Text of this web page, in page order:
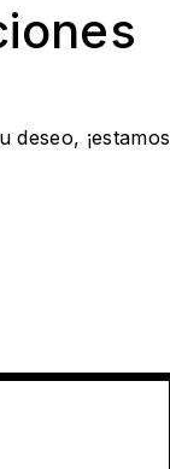
deseo, ¡estamos